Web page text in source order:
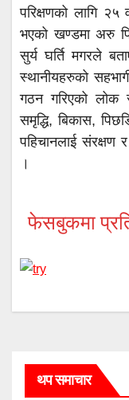
परिक्षणको लागि
भएको खण्डमा अरु
सुर्य घर्ति मगरले
स्थानीयहरुको
गठन गरिएको
समृद्धि, बिकास,
पहिचानलाई संरक्षण
।
फेसबुकमा
थप समाचार